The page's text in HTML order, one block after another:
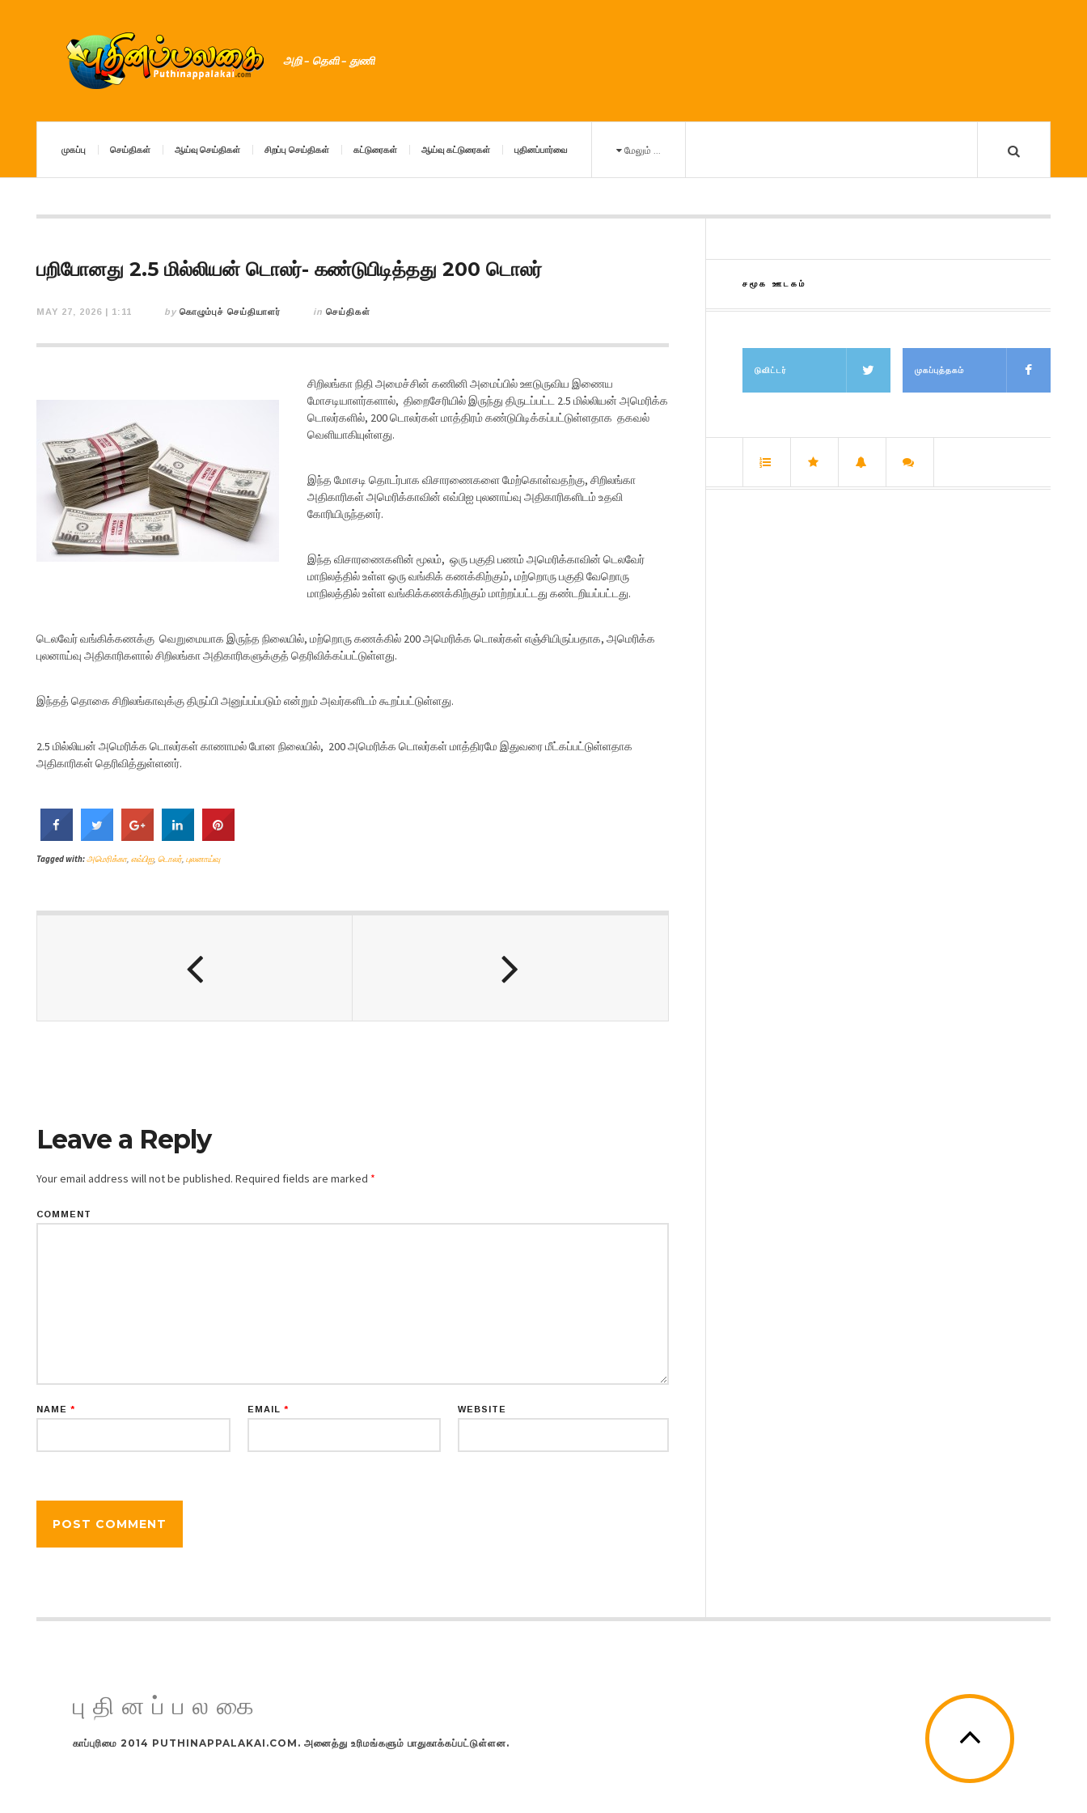
அறி – தெளி – துணி
முகப்பு செய்திகள் ஆய்வு செய்திகள் சிறப்பு செய்திகள் கட்டுரைகள் ஆய்வு கட்டுரைகள் புதினப்பார்வை மேலும் ...
பறிபோனது 2.5 மில்லியன் டொலர்- கண்டுபிடித்தது 200 டொலர்
MAY 27, 2026 | 1:11 by கொழும்புச் செய்தியாளர் in செய்திகள்
சிறிலங்கா நிதி அமைச்சின் கணினி அமைப்பில் ஊடுருவிய இணைய
மோசடியாளர்களால், திறைசேரியில் இருந்து திருடப்பட்ட 2.5 மில்லியன் அமெரிக்க
டொலர்களில், 200 டொலர்கள் மாத்திரம் கண்டுபிடிக்கப்பட்டுள்ளதாக தகவல்
வெளியாகியுள்ளது.
இந்த மோசடி தொடர்பாக விசாரணைகளை மேற்கொள்வதற்கு, சிறிலங்கா
அதிகாரிகள் அமெரிக்காவின் எவ்பிஐ புலனாய்வு அதிகாரிகளிடம் உதவி
கோரியிருந்தனர்.
இந்த விசாரணைகளின் மூலம், ஒரு பகுதி பணம் அமெரிக்காவின் டெலவேர்
மாநிலத்தில் உள்ள ஒரு வங்கிக் கணக்கிற்கும், மற்றொரு பகுதி வேறொரு
மாநிலத்தில் உள்ள வங்கிக்கணக்கிற்கும் மாற்றப்பட்டது கண்டறியப்பட்டது.
டெலவேர் வங்கிக்கணக்கு வெறுமையாக இருந்த நிலையில், மற்றொரு கணக்கில் 200 அமெரிக்க டொலர்கள் எஞ்சியிருப்பதாக, அமெரிக்க
புலனாய்வு அதிகாரிகளால் சிறிலங்கா அதிகாரிகளுக்குத் தெரிவிக்கப்பட்டுள்ளது.
இந்தத் தொகை சிறிலங்காவுக்கு திருப்பி அனுப்பப்படும் என்றும் அவர்களிடம் கூறப்பட்டுள்ளது.
2.5 மில்லியன் அமெரிக்க டொலர்கள் காணாமல் போன நிலையில், 200 அமெரிக்க டொலர்கள் மாத்திரமே இதுவரை மீட்கப்பட்டுள்ளதாக
அதிகாரிகள் தெரிவித்துள்ளனர்.
Tagged with:அமெரிக்கா, எவ்பிஐ, டொலர், புலனாய்வு
Leave a Reply
Your email address will not be published. Required fields are marked *
COMMENT
NAME * EMAIL * WEBSITE
சமூக ஊடகம்
டுவிட்டர் முகப்புத்தகம்
புதினப்பலகை
காப்புரிமை 2014 PUTHINAPPALAKAI.COM. அனைத்து உரிமங்களும் பாதுகாக்கப்பட்டுள்ளன.